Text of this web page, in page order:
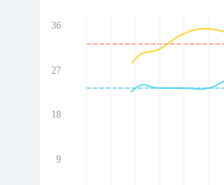
36
27
18
9